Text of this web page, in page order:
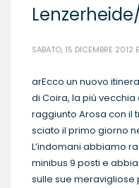
SABATO, 15 DICEMBRE 2012
arEcco un nuovo
di Coira, la più
raggiunto Arosa con il
sciato il primo giorno
L’indomani abbiamo
minibus 9 posti e
sulle sue meravigliose